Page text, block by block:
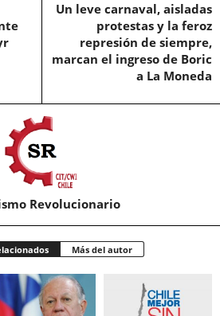
Un leve carnaval, aisladas
protestas y la feroz
represión de siempre,
marcan el ingreso de Boric
a La Moneda
Revolucionario
Más del autor